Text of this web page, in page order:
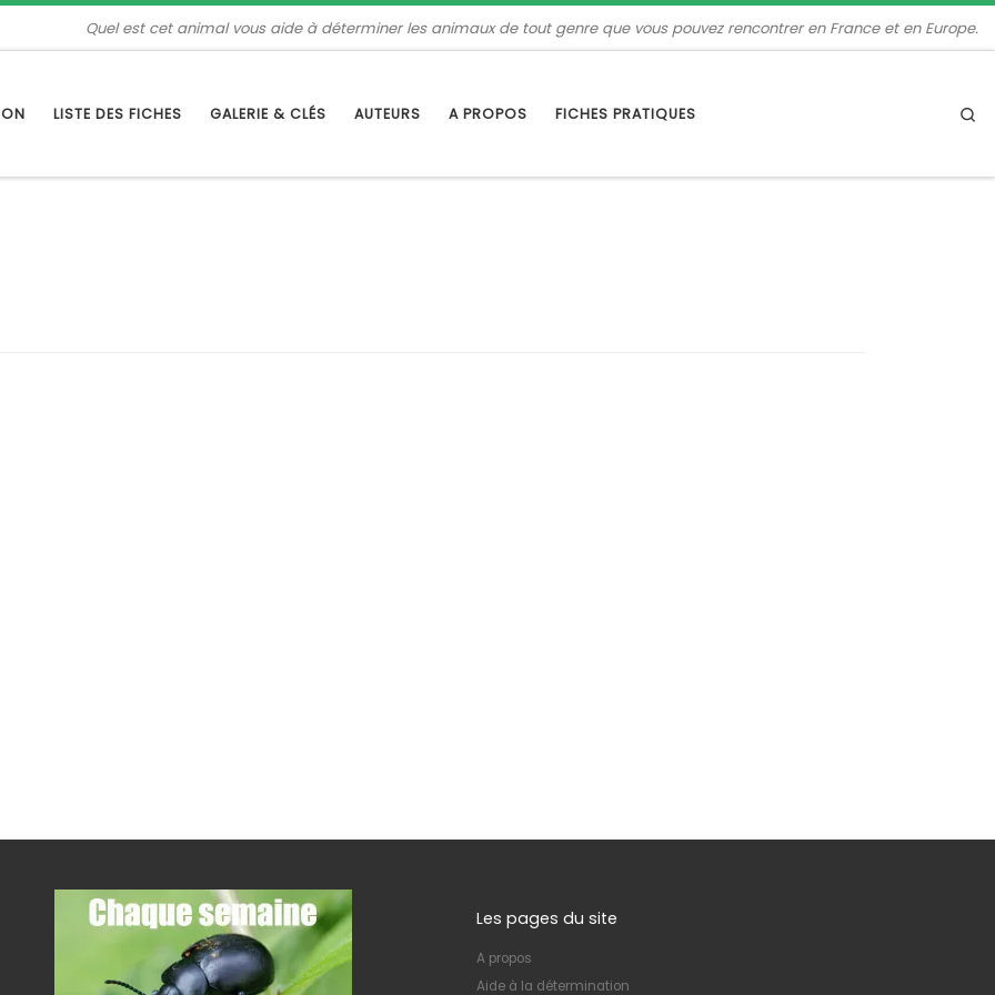
Quel est cet animal vous aide à déterminer les animaux de tout genre que vous pouvez rencontrer en France et en Europe.
LISTE DES FICHES GALERIE & CLÉS AUTEURS A PROPOS FICHES PRATIQUES
Les pages du site
A propos
Aide à la détermination